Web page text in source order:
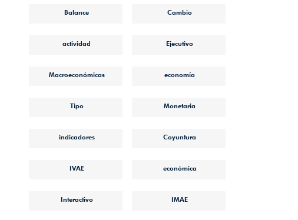
Balance Cambio
actividad Ejecutivo
Macroeconómicas economía
Tipo Monetaria
indicadores Coyuntura
IVAE económica
Interactivo IMAE